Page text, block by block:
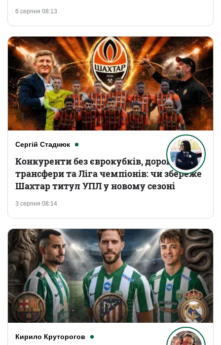
6 серпня 08:13
Сергій Стаднюк
3 серпня 08:14
Конкуренти без єврокубків, дорогі
трансфери та Ліга чемпіонів: чи збереже
Шахтар титул УПЛ у новому сезоні
Кирило Круторогов